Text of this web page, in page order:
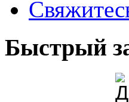
Быстрый